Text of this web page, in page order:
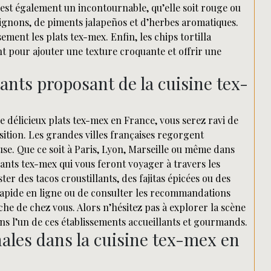
également un incontournable, qu’elle soit rouge ou
de piments jalapeños et d’herbes aromatiques.
les plats tex-mex. Enfin, les chips tortilla
pour ajouter une texture croquante et offrir une
proposant de la cuisine tex-
plats tex-mex en France, vous serez ravi de
Les grandes villes françaises regorgent
Que ce soit à Paris, Lyon, Marseille ou même dans
tex-mex qui vous feront voyager à travers les
des tacos croustillants, des fajitas épicées ou des
en ligne ou de consulter les recommandations
de chez vous. Alors n’hésitez pas à explorer la scène
l’un de ces établissements accueillants et gourmands.
dans la cuisine tex-mex en